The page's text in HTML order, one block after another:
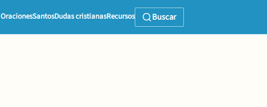
OracionesSantosDudas cristianasRecursos Buscar